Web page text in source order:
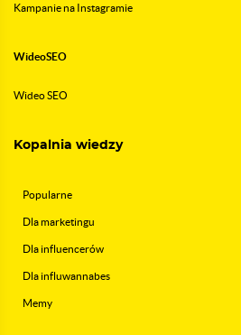
Kampanie na Instagramie
WideoSEO
Wideo SEO
Kopalnia wiedzy
Popularne
Dla marketingu
Dla influencerów
Dla influwannabes
Memy